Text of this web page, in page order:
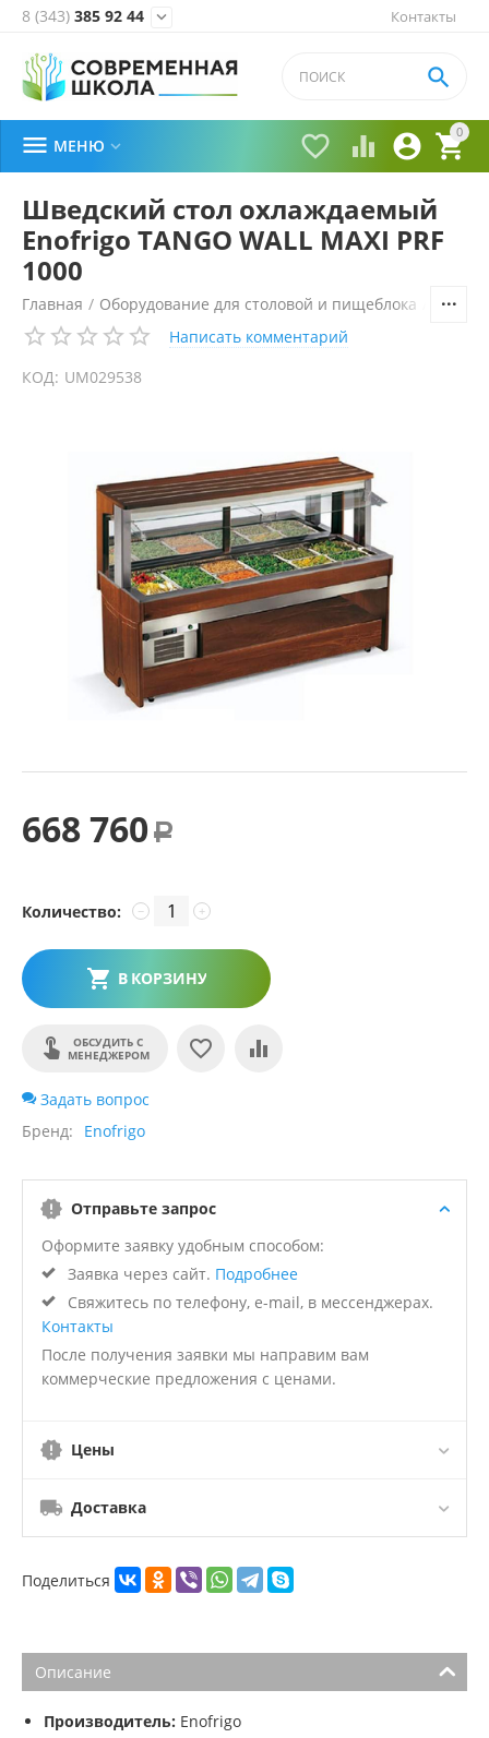
Контакты
8 (343) 385 92 44 
0


 

 МЕНЮ 
Шведский стол охлаждаемый
Enofrigo TANGO WALL MAXI PRF
1000
Главная / Оборудование для столовой и пищеблока
Написать комментарий
КОД: UM029538
668 760 Р
Количество: +
−
В КОРЗИНУ
ОБСУДИТЬ С
МЕНЕДЖЕРОМ
Задать вопрос
Бренд
Enofrigo
Отправьте запрос
Оформите заявку удобным способом:
Заявка через сайт. Подробнее
Свяжитесь по телефону, e-mail, в мессенджерах.
Контакты
После получения заявки мы направим вам
коммерческие предложения с ценами.
Цены
Доставка
Поделиться
Описание
Производитель: Enofrigo